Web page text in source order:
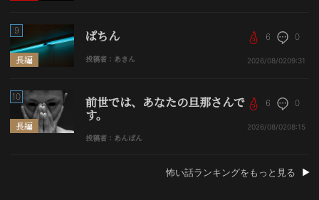
長編
9 ぱちん
投稿者：あきん
6 0
2026/08/0209:31
長編
10 前世では、あなたの旦那さんで
す。
投稿者：あんぱん
6 0
2026/08/0208:15
怖い話ランキングをもっと見る